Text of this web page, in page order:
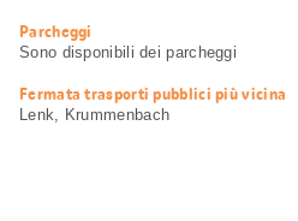
Parcheggi
Sono disponibili dei parcheggi
Fermata trasporti pubblici più vicina
Lenk, Krummenbach